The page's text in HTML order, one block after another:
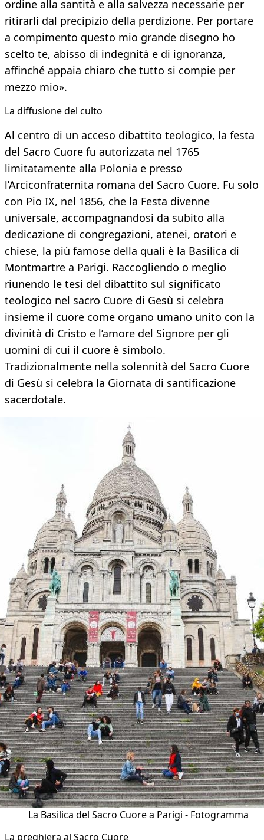
ordine alla santità e alla salvezza necessarie per
ritirarli dal precipizio della perdizione. Per portare
a compimento questo mio grande disegno ho
scelto te, abisso di indegnità e di ignoranza,
affinché appaia chiaro che tutto si compie per
mezzo mio».
La diffusione del culto
Al centro di un acceso dibattito teologico, la festa
del Sacro Cuore fu autorizzata nel 1765
limitatamente alla Polonia e presso
l’Arciconfraternita romana del Sacro Cuore. Fu solo
con Pio IX, nel 1856, che la Festa divenne
universale, accompagnandosi da subito alla
dedicazione di congregazioni, atenei, oratori e
chiese, la più famose della quali è la Basilica di
Montmartre a Parigi. Raccogliendo o meglio
riunendo le tesi del dibattito sul significato
teologico nel sacro Cuore di Gesù si celebra
insieme il cuore come organo umano unito con la
divinità di Cristo e l’amore del Signore per gli
uomini di cui il cuore è simbolo.
Tradizionalmente nella solennità del Sacro Cuore
di Gesù si celebra la Giornata di santificazione
sacerdotale.
La Basilica del Sacro Cuore a Parigi - Fotogramma
La preghiera al Sacro Cuore